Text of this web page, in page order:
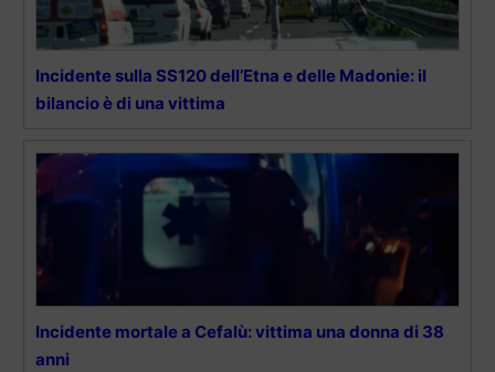
Incidente sulla SS120 dell’Etna e delle Madonie: il
bilancio è di una vittima
Incidente mortale a Cefalù: vittima una donna di 38
anni